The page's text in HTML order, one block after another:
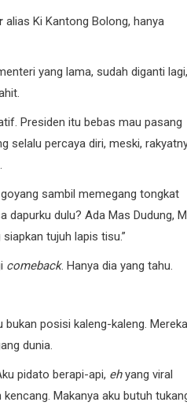
alias Ki Kantong Bolong, hanya
yang lama, sudah diganti
Presiden itu bebas mau pasang
selalu percaya diri, meski,
sambil memegang tongkat
dapurku dulu? Ada Mas Dudung,
tujuh lapis tisu.”
comeback. Hanya dia yang tahu.
bukan posisi kaleng-kaleng. Mereka
dunia.
pidato berapi-api, ehyang viral
Makanya aku butuh